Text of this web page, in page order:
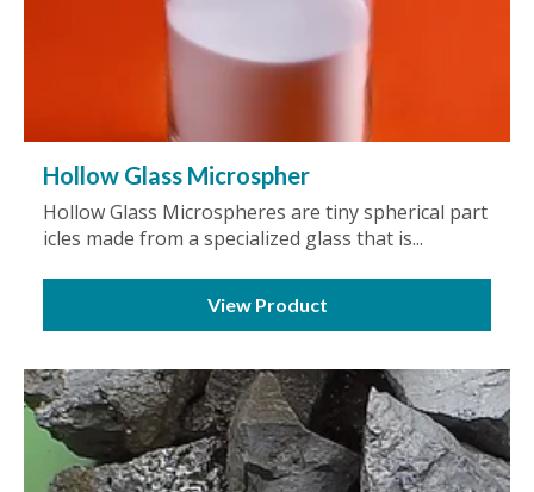
Hollow Glass Microspher
Hollow Glass Microspheres are tiny spherical part
icles made from a specialized glass that is...
View Product